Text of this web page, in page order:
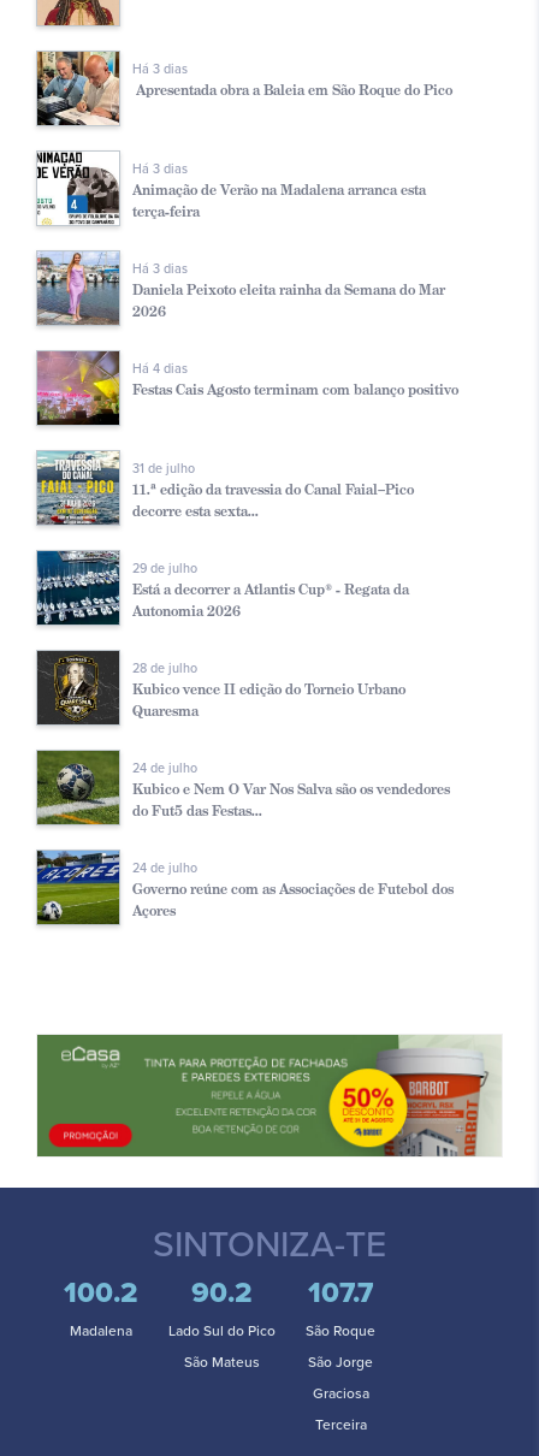
Há 3 dias
Apresentada obra a Baleia em São Roque do Pico
Há 3 dias
Animação de Verão na Madalena arranca esta
terça-feira
Há 3 dias
Daniela Peixoto eleita rainha da Semana do Mar
2026
Há 4 dias
Festas Cais Agosto terminam com balanço positivo
31 de julho
11.ª edição da travessia do Canal Faial–Pico
decorre esta sexta...
29 de julho
Está a decorrer a Atlantis Cup® - Regata da
Autonomia 2026
28 de julho
Kubico vence II edição do Torneio Urbano
Quaresma
24 de julho
Kubico e Nem O Var Nos Salva são os vendedores
do Fut5 das Festas...
24 de julho
Governo reúne com as Associações de Futebol dos
Açores
SINTONIZA-TE
100.2
Madalena
90.2
Lado Sul do Pico
São Mateus
107.7
São Roque
São Jorge
Graciosa
Terceira